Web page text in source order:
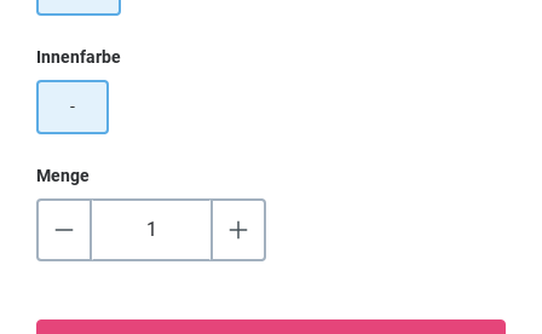
Innenfarbeauswählen
-
Menge